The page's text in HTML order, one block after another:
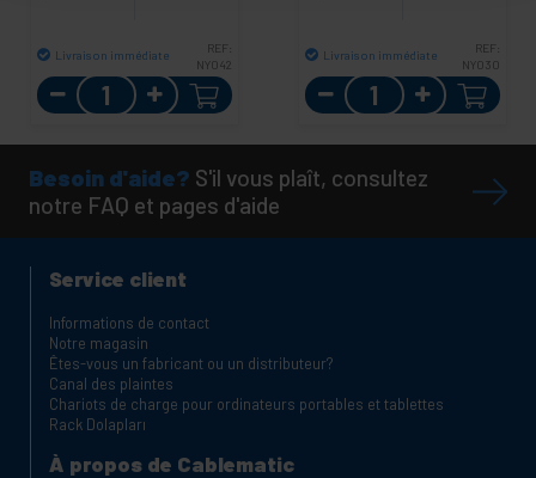
Livraison immédiate
REF:
NY042
Quantité
Livraison immédiate
REF:
NY030
Quantité
Besoin d'aide? S'il vous plaît, consultez
notre FAQ et pages d'aide
Service client
Informations de contact
Notre magasin
Êtes-vous un fabricant ou un distributeur?
Canal des plaintes
Chariots de charge pour ordinateurs portables et tablettes
Rack Dolapları
À propos de Cablematic